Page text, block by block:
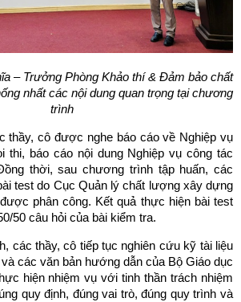
– Trưởng Phòng Khảo thí & Đảm bảo chất
nhất các nội dung quan trọng tại chương
trình
thầy, cô được nghe báo cáo về Nghiệp vụ
thi, báo cáo nội dung Nghiệp vụ công tác
thời, sau chương trình tập huấn, các
test do Cục Quản lý chất lượng xây dựng
phân công. Kết quả thực hiện bài test
50 câu hỏi của bài kiểm tra.
các thầy, cô tiếp tục nghiên cứu kỹ tài liệu
các văn bản hướng dẫn của Bộ Giáo dục
hiện nhiệm vụ với tinh thần trách nhiệm
quy định, đúng vai trò, đúng quy trình và